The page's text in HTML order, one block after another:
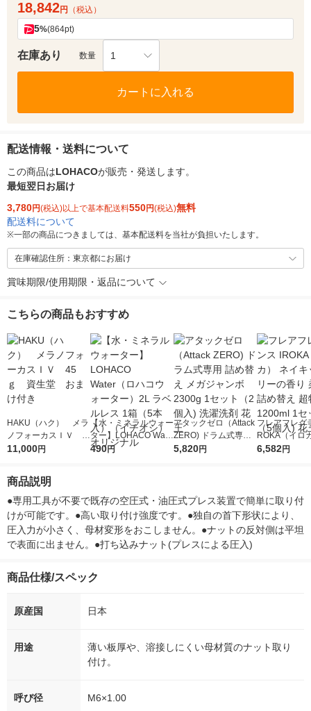
18,842円 （税込）
5%(864pt)
在庫あり 数量 1
カートに入れる
配送情報・送料について
この商品はLOHACOが販売・発送します。
最短翌日お届け
3,780円(税込)以上で基本配送料550円(税込)無料
配送料について
※一部の商品につきましては、基本配送料を当社が負担いたします。
在庫確認住所：東京都にお届け
賞味期限/使用期限・返品について
こちらの商品もおすすめ
HAKU（ハク） メラ
ノフォーカスＩＶ 4
5ｇ 資生堂 おまけ
11,000円
【水・ミネラルウォー
ター】LOHACO Wate
r（ロハコウォータ
490円
アタックゼロ（Attack
ZERO) ドラム式専用
詰め替え メガジャン
5,820円
フレアフレグ
ROKA（イロ
イキッドリリ
6,582円
商品説明
●専用工具が不要で既存の空圧式・油圧式プレス装置で簡単に取り付
けが可能です。●高い取り付け強度です。●独自の首下形状により、
圧入力が小さく、母材変形をおこしません。●ナットの反対側は平坦
で表面に出ません。●打ち込みナット(プレスによる圧入)
商品仕様/スペック
原産国 日本
用途
薄い板厚や、溶接しにくい母材質のナット取り
付け。
呼び径 M6×1.00